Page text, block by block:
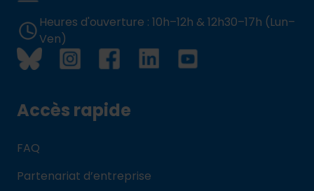
Heures d'ouverture : 10h–12h & 12h30–17h (Lun–
Ven)
Accès rapide
FAQ
Partenariat d’entreprise